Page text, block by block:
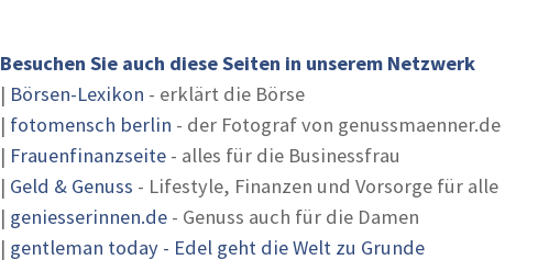
Besuchen Sie auch diese Seiten in unserem Netzwerk
| Börsen-Lexikon - erklärt die Börse
| fotomensch berlin - der Fotograf von genussmaenner.de
| Frauenfinanzseite - alles für die Businessfrau
| Geld & Genuss - Lifestyle, Finanzen und Vorsorge für alle
| geniesserinnen.de - Genuss auch für die Damen
| gentleman today - Edel geht die Welt zu Grunde